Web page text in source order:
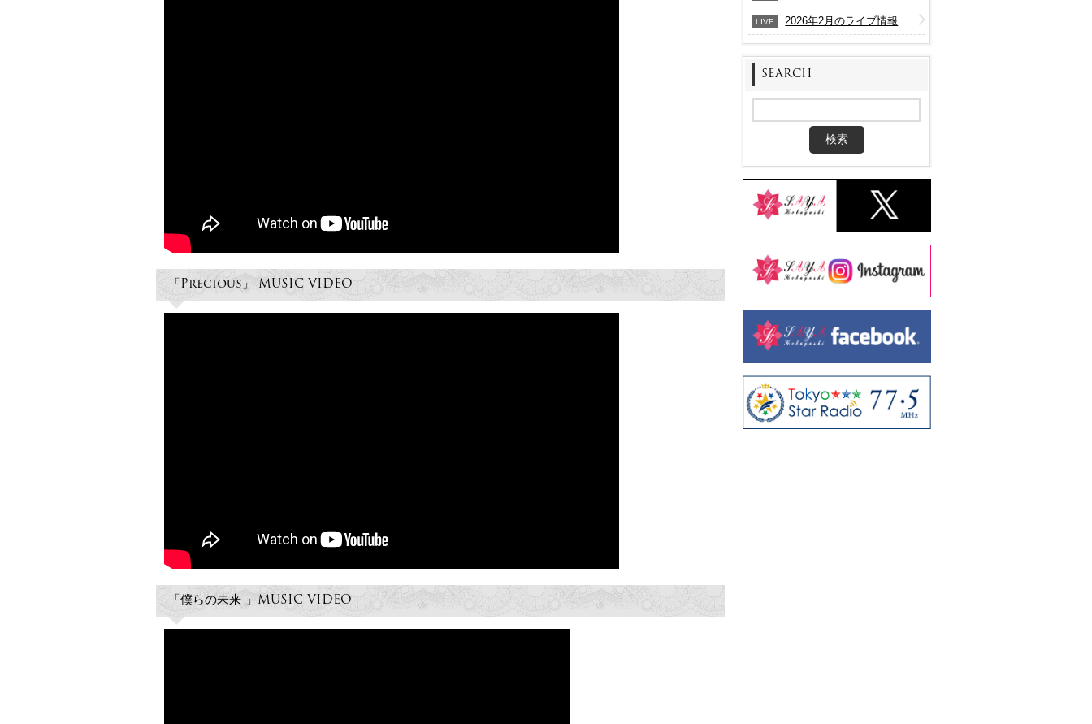
「Precious」 MUSIC VIDEO
「僕らの未来 」MUSIC VIDEO
LIVE 2026年2月のライブ情報
SEARCH